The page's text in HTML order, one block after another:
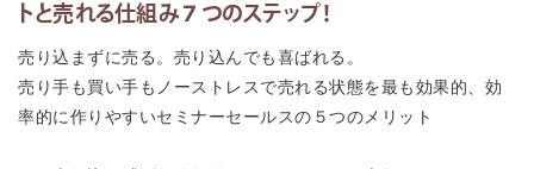
トと売れる仕組み７つのステップ！
売り込まずに売る。売り込んでも喜ばれる。
売り手も買い手もノーストレスで売れる状態を最も効果的、効
率的に作りやすいセミナーセールスの５つのメリット